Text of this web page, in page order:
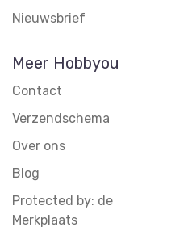
Nieuwsbrief
Meer Hobbyou
Contact
Verzendschema
Over ons
Blog
Protected by: de
Merkplaats